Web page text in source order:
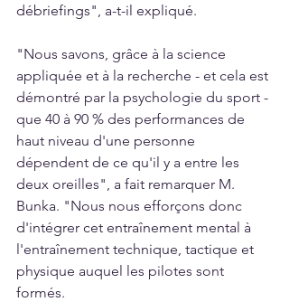
débriefings", a-t-il expliqué.
"Nous savons, grâce à la science
appliquée et à la recherche - et cela est
démontré par la psychologie du sport -
que 40 à 90 % des performances de
haut niveau d'une personne
dépendent de ce qu'il y a entre les
deux oreilles", a fait remarquer M.
Bunka. "Nous nous efforçons donc
d'intégrer cet entraînement mental à
l'entraînement technique, tactique et
physique auquel les pilotes sont
formés.